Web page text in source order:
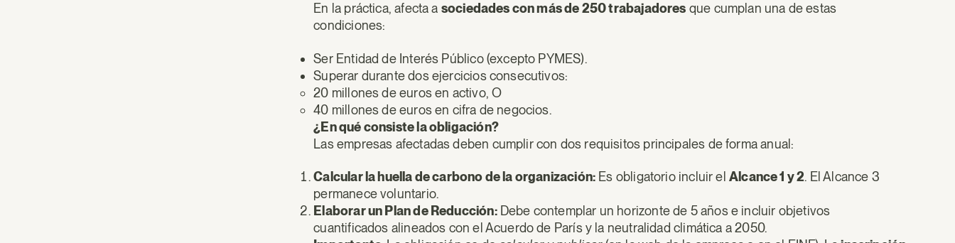
En la práctica, afecta a sociedades con más de 250 trabajadores que cumplan una de estas
condiciones:
Ser Entidad de Interés Público (excepto PYMES).
Superar durante dos ejercicios consecutivos:
20 millones de euros en activo, O
40 millones de euros en cifra de negocios.
¿En qué consiste la obligación?
Las empresas afectadas deben cumplir con dos requisitos principales de forma anual:
Calcular la huella de carbono de la organización: Es obligatorio incluir el Alcance 1 y 2. El Alcance 3
permanece voluntario.
Elaborar un Plan de Reducción:Debe contemplar un horizonte de 5 años e incluir objetivos
cuantificados alineados con el Acuerdo de París y la neutralidad climática a 2050.